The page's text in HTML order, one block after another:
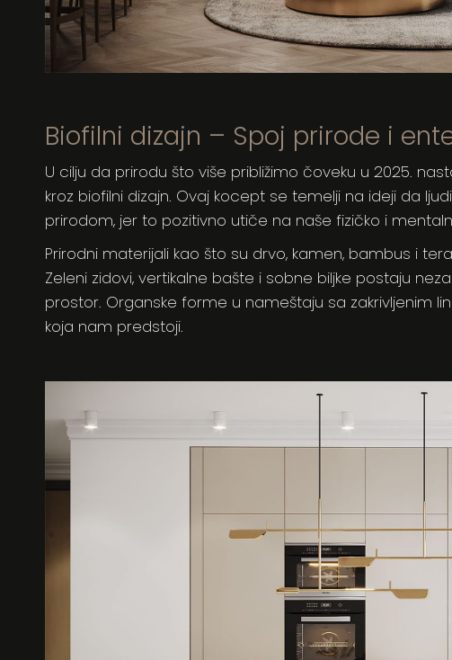
Biofilni dizajn – Spoj prirode i
U cilju da prirodu što više približimo čoveku u 2025.
kroz biofilni dizajn. Ovaj kocept se temelji na ideji da
prirodom, jer to pozitivno utiče na naše fizičko i
Prirodni materijali kao što su drvo, kamen, bambus i
Zeleni zidovi, vertikalne bašte i sobne biljke postaju
prostor. Organske forme u nameštaju sa zakrivljenim
koja nam predstoji.